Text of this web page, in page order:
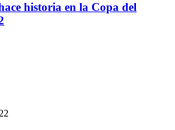
historia en la Copa del